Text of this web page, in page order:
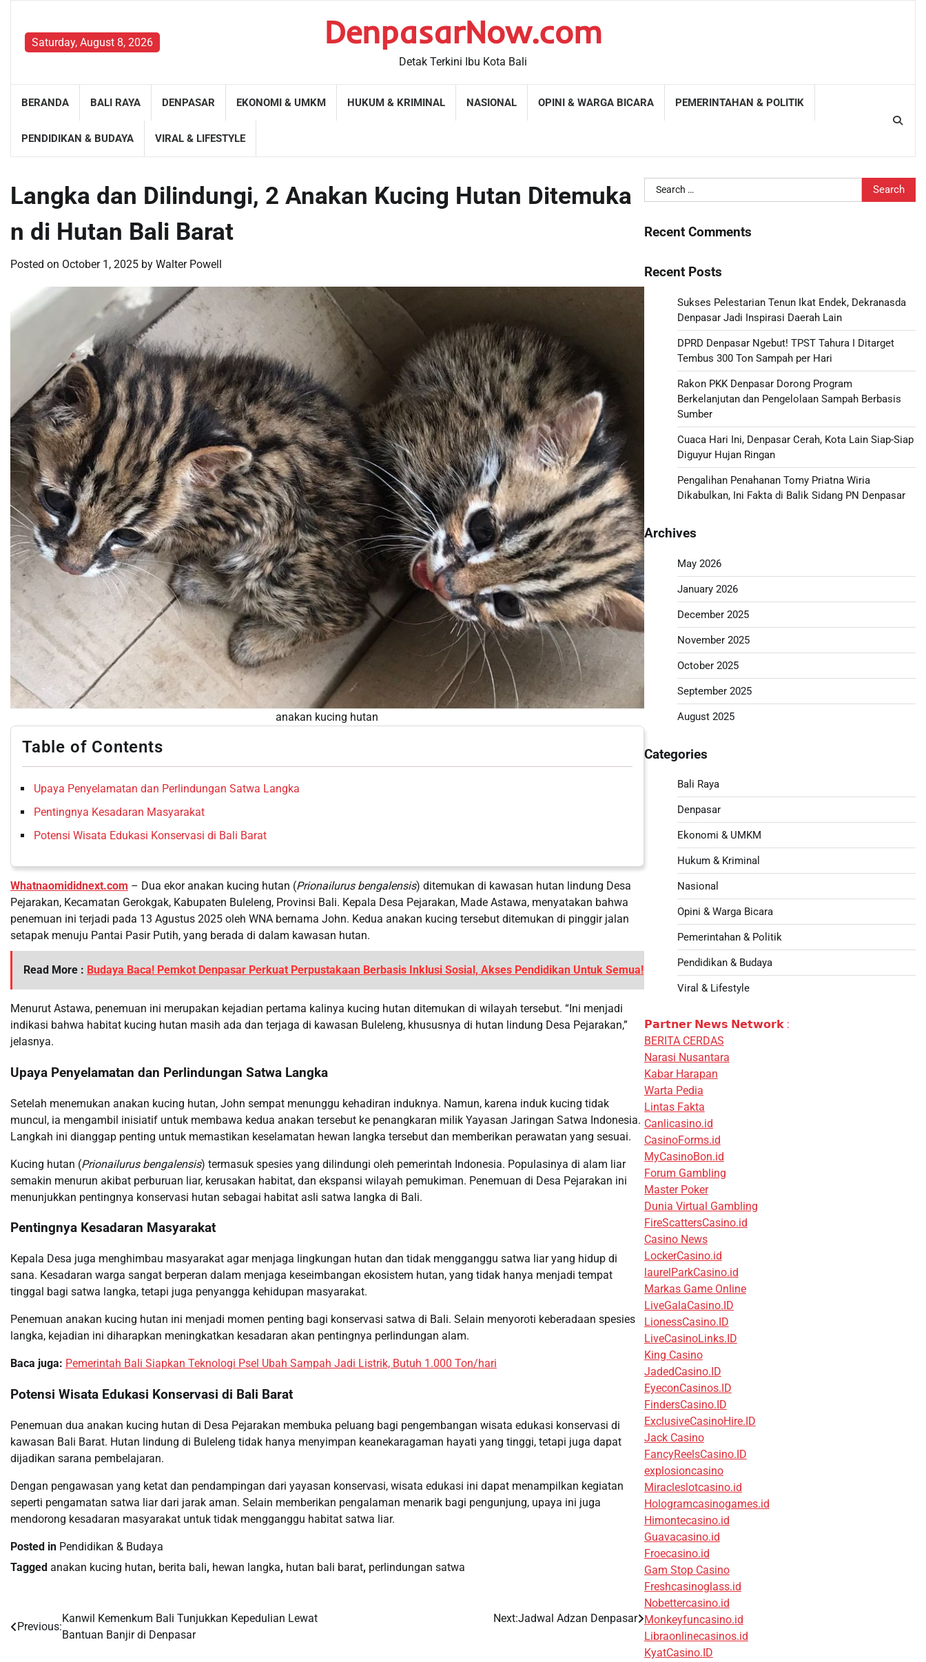
contentSaturday, August 8, 2026 DenpasarNow.com
Detak Terkini Ibu Kota Bali
BERANDA BALI RAYA DENPASAR EKONOMI & UMKM HUKUM & KRIMINAL NASIONAL OPINI & WARGA BICARA PEMERINTAHAN & POLITIK
PENDIDIKAN & BUDAYA VIRAL & LIFESTYLE
Langka dan Dilindungi, 2 Anakan Kucing Hutan Ditemuka
n di Hutan Bali Barat
Posted on October 1, 2025 by Walter Powell
anakan kucing hutan
Table of Contents
Upaya Penyelamatan dan Perlindungan Satwa Langka
Pentingnya Kesadaran Masyarakat
Potensi Wisata Edukasi Konservasi di Bali Barat
Whatnaomididnext.com – Dua ekor anakan kucing hutan (Prionailurus bengalensis) ditemukan di kawasan hutan lindung Desa
Pejarakan, Kecamatan Gerokgak, Kabupaten Buleleng, Provinsi Bali. Kepala Desa Pejarakan, Made Astawa, menyatakan bahwa
penemuan ini terjadi pada 13 Agustus 2025 oleh WNA bernama John. Kedua anakan kucing tersebut ditemukan di pinggir jalan
setapak menuju Pantai Pasir Putih, yang berada di dalam kawasan hutan.
Read More : Budaya Baca! Pemkot Denpasar Perkuat Perpustakaan Berbasis Inklusi Sosial, Akses Pendidikan Untuk Semua!
Menurut Astawa, penemuan ini merupakan kejadian pertama kalinya kucing hutan ditemukan di wilayah tersebut. “Ini menjadi
indikasi bahwa habitat kucing hutan masih ada dan terjaga di kawasan Buleleng, khususnya di hutan lindung Desa Pejarakan,”
jelasnya.
Upaya Penyelamatan dan Perlindungan Satwa Langka
Setelah menemukan anakan kucing hutan, John sempat menunggu kehadiran induknya. Namun, karena induk kucing tidak
muncul, ia mengambil inisiatif untuk membawa kedua anakan tersebut ke penangkaran milik Yayasan Jaringan Satwa Indonesia.
Langkah ini dianggap penting untuk memastikan keselamatan hewan langka tersebut dan memberikan perawatan yang sesuai.
Kucing hutan (Prionailurus bengalensis) termasuk spesies yang dilindungi oleh pemerintah Indonesia. Populasinya di alam liar
semakin menurun akibat perburuan liar, kerusakan habitat, dan ekspansi wilayah pemukiman. Penemuan di Desa Pejarakan ini
menunjukkan pentingnya konservasi hutan sebagai habitat asli satwa langka di Bali.
Pentingnya Kesadaran Masyarakat
Kepala Desa juga menghimbau masyarakat agar menjaga lingkungan hutan dan tidak mengganggu satwa liar yang hidup di
sana. Kesadaran warga sangat berperan dalam menjaga keseimbangan ekosistem hutan, yang tidak hanya menjadi tempat
tinggal bagi satwa langka, tetapi juga penyangga kehidupan masyarakat.
Penemuan anakan kucing hutan ini menjadi momen penting bagi konservasi satwa di Bali. Selain menyoroti keberadaan spesies
langka, kejadian ini diharapkan meningkatkan kesadaran akan pentingnya perlindungan alam.
Baca juga: Pemerintah Bali Siapkan Teknologi Psel Ubah Sampah Jadi Listrik, Butuh 1.000 Ton/hari
Potensi Wisata Edukasi Konservasi di Bali Barat
Penemuan dua anakan kucing hutan di Desa Pejarakan membuka peluang bagi pengembangan wisata edukasi konservasi di
kawasan Bali Barat. Hutan lindung di Buleleng tidak hanya menyimpan keanekaragaman hayati yang tinggi, tetapi juga dapat
dijadikan sarana pembelajaran.
Dengan pengawasan yang ketat dan pendampingan dari yayasan konservasi, wisata edukasi ini dapat menampilkan kegiatan
seperti pengamatan satwa liar dari jarak aman. Selain memberikan pengalaman menarik bagi pengunjung, upaya ini juga
mendorong kesadaran masyarakat untuk tidak mengganggu habitat satwa liar.
Posted in Pendidikan & Budaya
Tagged anakan kucing hutan, berita bali, hewan langka, hutan bali barat, perlindungan satwa
Post
Previous:
Kanwil Kemenkum Bali Tunjukkan Kepedulian Lewat
Bantuan Banjir di Denpasar
Next:Jadwal Adzan Denpasar
Search
for:
Recent Comments
Recent Posts
Sukses Pelestarian Tenun Ikat Endek, Dekranasda
Denpasar Jadi Inspirasi Daerah Lain
DPRD Denpasar Ngebut! TPST Tahura I Ditarget
Tembus 300 Ton Sampah per Hari
Rakon PKK Denpasar Dorong Program
Berkelanjutan dan Pengelolaan Sampah Berbasis
Sumber
Cuaca Hari Ini, Denpasar Cerah, Kota Lain Siap-Siap
Diguyur Hujan Ringan
Pengalihan Penahanan Tomy Priatna Wiria
Dikabulkan, Ini Fakta di Balik Sidang PN Denpasar
Archives
May 2026
January 2026
December 2025
November 2025
October 2025
September 2025
August 2025
Categories
Bali Raya
Denpasar
Ekonomi & UMKM
Hukum & Kriminal
Nasional
Opini & Warga Bicara
Pemerintahan & Politik
Pendidikan & Budaya
Viral & Lifestyle
𝗣𝗮𝗿𝘁𝗻𝗲𝗿 𝗡𝗲𝘄𝘀 𝗡𝗲𝘁𝘄𝗼𝗿𝗸 :
BERITA CERDAS
Narasi Nusantara
Kabar Harapan
Warta Pedia
Lintas Fakta
Canlicasino.id
CasinoForms.id
MyCasinoBon.id
Forum Gambling
Master Poker
Dunia Virtual Gambling
FireScattersCasino.id
Casino News
LockerCasino.id
laurelParkCasino.id
Markas Game Online
LiveGalaCasino.ID
LionessCasino.ID
LiveCasinoLinks.ID
King Casino
JadedCasino.ID
EyeconCasinos.ID
FindersCasino.ID
ExclusiveCasinoHire.ID
Jack Casino
FancyReelsCasino.ID
explosioncasino
Miracleslotcasino.id
Hologramcasinogames.id
Himontecasino.id
Guavacasino.id
Froecasino.id
Gam Stop Casino
Freshcasinoglass.id
Nobettercasino.id
Monkeyfuncasino.id
Libraonlinecasinos.id
KyatCasino.ID